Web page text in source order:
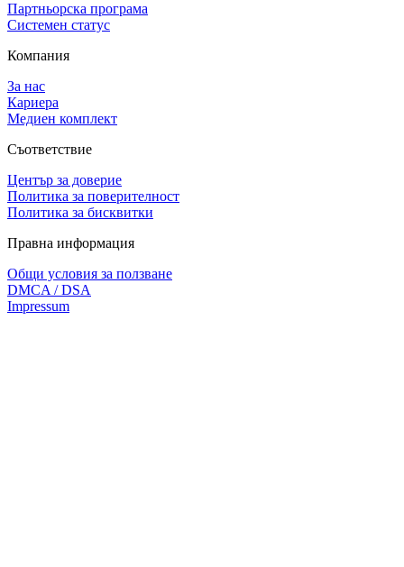
Партньорска програма
Системен статус
Компания
За нас
Кариера
Медиен комплект
Съответствие
Център за доверие
Политика за поверителност
Политика за бисквитки
Правна информация
Общи условия за ползване
DMCA / DSA
Impressum